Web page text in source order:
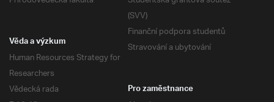
(SVV)
Finanční podpora studentů
Stravování a ubytování
Věda a výzkum
Human Resources Strategy for
Researchers
Vědecká rada
Pro zaměstnance